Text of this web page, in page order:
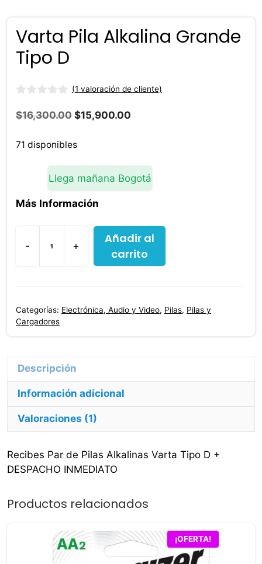
Varta Pila Alkalina Grande
Tipo D
d
e
(1 valoración de cliente)
$16,300.00 El
original
$16,300.00.
$15,900.00
$15,900.00.
71 disponibles
Llega mañana Bogotá
Más Información
-
Varta
Pila
Alkalina
Tipo
+
Añadir al
carrito
Categorías: Electrónica, Audio y Video, Pilas, Pilas y
Cargadores
Información adicional
Valoraciones (1)
Recibes Par de Pilas Alkalinas Varta Tipo D +
DESPACHO INMEDIATO
Productos relacionados
¡OFERTA!